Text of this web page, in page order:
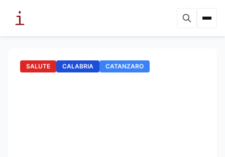
SALUTE CALABRIA CATANZARO